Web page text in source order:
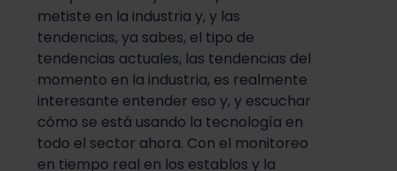
metiste en la industria y, y las
tendencias, ya sabes, el tipo de
tendencias actuales, las tendencias del
momento en la industria, es realmente
interesante entender eso y, y escuchar
cómo se está usando la tecnología en
todo el sector ahora. Con el monitoreo
en tiempo real en los establos y la